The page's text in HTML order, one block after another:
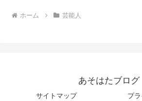
ホーム 芸能人
あそはたブログ
サイトマップ プ